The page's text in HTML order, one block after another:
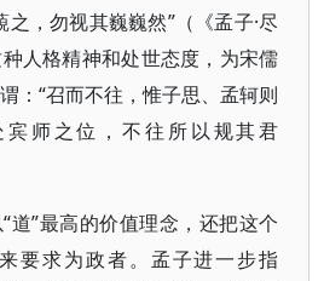
，勿视其巍巍然”（《孟子·尽
人格精神和处世态度，为宋儒
：“召而不往，惟子思、孟轲则
师之位，不往所以规其君
道”最高的价值理念，还把这个
要求为政者。孟子进一步指